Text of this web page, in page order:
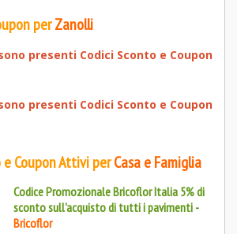
perZanolli
presenti Codici Sconto e Coupon
presenti Codici Sconto e Coupon
Coupon Attivi perCasa e Famiglia
Codice Promozionale Bricoflor Italia 5% di
sconto sull'acquisto di tutti i pavimenti -
Bricoflor